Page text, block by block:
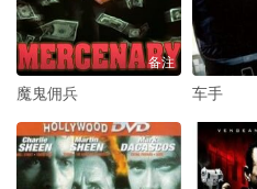
备注
魔鬼佣兵 车手